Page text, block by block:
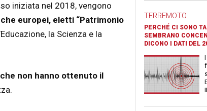
iniziata nel 2018, vengono
europei, eletti “Patrimonio
la Scienza e la
non hanno ottenuto il
TERREMOTO
PERCHÉ CI SONO
SEMBRANO
DICONO I DATI DEL